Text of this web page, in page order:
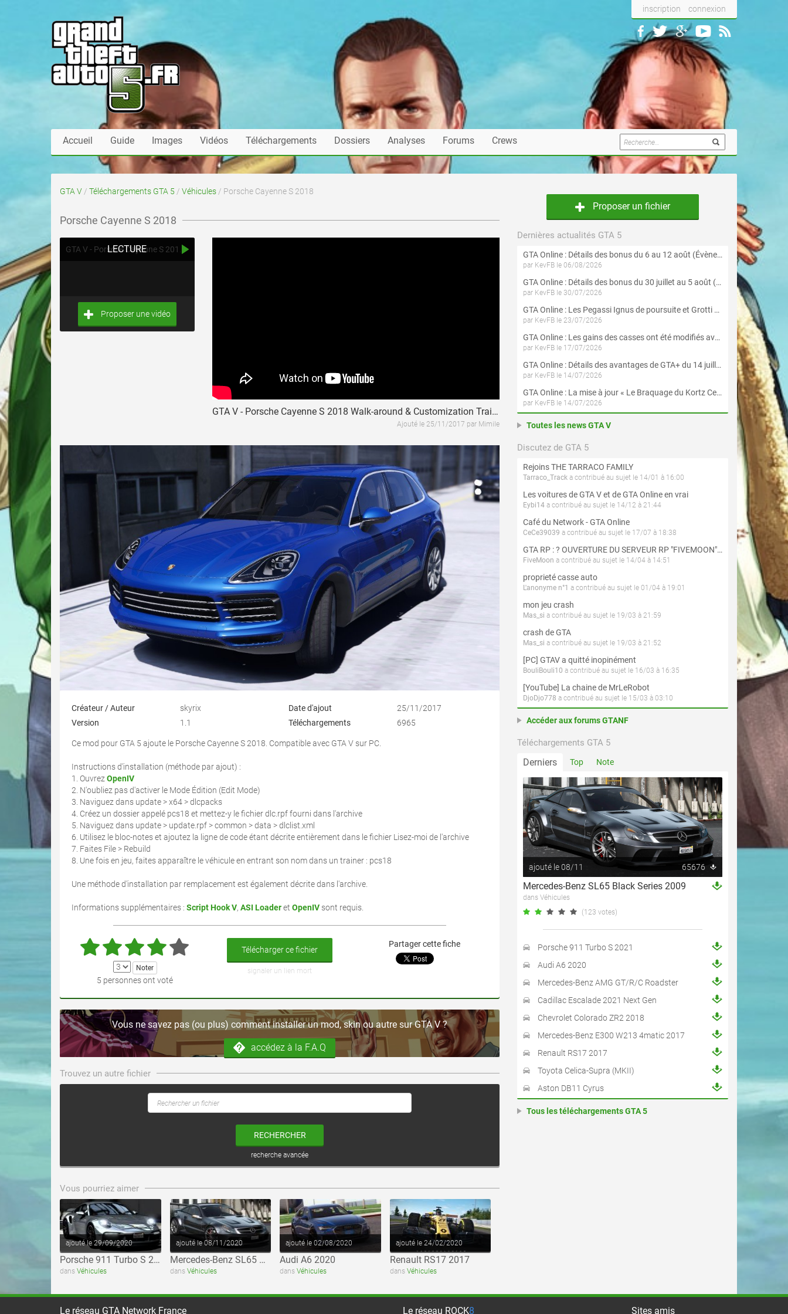
inscription connexion
Accueil Guide Images Vidéos Téléchargements Dossiers Analyses Forums Crews
GTA V / Téléchargements GTA 5 / Véhicules / Porsche Cayenne S 2018
Porsche Cayenne S 2018
GTA V - Porsche Cayenne S 2018 Walk-around & Customization Trailer HD
LECTURE
Proposer une vidéo
GTA V - Porsche Cayenne S 2018 Walk-around & Customization Trailer HD
Ajouté le 25/11/2017 par Mimile
Créateur / Auteur skyrix Date d'ajout
25/11/2017
Version
1.1 Téléchargements 6965
Ce mod pour GTA 5 ajoute le Porsche Cayenne S 2018. Compatible avec GTA V sur PC.
Instructions d'installation (méthode par ajout) :
1. OuvrezOpenIV
2. N'oubliez pas d'activer le Mode Édition (Edit Mode)
3. Naviguez dans update > x64 > dlcpacks
4. Créez un dossier appelé pcs18 et mettez-y le fichier dlc.rpf fourni dans l'archive
5. Naviguez dans update > update.rpf > common > data > dlclist.xml
6. Utilisez le bloc-notes et ajoutez la ligne de code étant décrite entièrement dans le fichier Lisez-moi de l'archive
7. Faites File > Rebuild
8. Une fois en jeu, faites apparaître le véhicule en entrant son nom dans un trainer : pcs18
Une méthode d'installation par remplacement est également décrite dans l'archive.
Informations supplémentaires : Script Hook V, ASI Loaderet OpenIV sont requis.
5 personnes ont voté
Télécharger ce fichier
signaler un lien mort
Partager cette fiche
Vous ne savez pas (ou plus) comment installer un mod, skin ou autre sur GTA V ?
accédez à la F.A.Q
Trouvez un autre fichier
RECHERCHER
recherche avancée
Vous pourriez aimer
ajouté le 29/09/2020
Porsche 911 Turbo S 2021
dans Véhicules
ajouté le 08/11/2020
Mercedes-Benz SL65 Black Series 2009
dans Véhicules
ajouté le 02/08/2020
Audi A6 2020
dans Véhicules
ajouté le 24/02/2020
Renault RS17 2017
dans Véhicules
Proposer un fichier
Dernières actualités GTA 5
GTA Online : Détails des bonus du 6 au 12 août (Évènement « Braquages de l'été » - Suite et fin)
par KevFB le 06/08/2026
GTA Online : Détails des bonus du 30 juillet au 5 août (Évènement « Braquages d'été »)
par KevFB le 30/07/2026
GTA Online : Les Pegassi Ignus de poursuite et Grotti Veleno GT sont maintenant disponibles
par KevFB le 23/07/2026
GTA Online : Les gains des casses ont été modifiés avec la mise à jour « Le Braquage du Kortz Center »
par KevFB le 17/07/2026
GTA Online : Détails des avantages de GTA+ du 14 juillet au 12 août
par KevFB le 14/07/2026
GTA Online : La mise à jour « Le Braquage du Kortz Center » est maintenant disponible
par KevFB le 14/07/2026
Toutes les news GTA V
Discutez de GTA 5
Rejoins THE TARRACO FAMILY
Tarraco_Track a contribué au sujet le 14/01 à 16:00
Les voitures de GTA V et de GTA Online en vrai
Eybi14 a contribué au sujet le 14/12 à 21:44
Café du Network - GTA Online
CeCe39039 a contribué au sujet le 17/07 à 18:38
GTA RP : ? OUVERTURE DU SERVEUR RP "FIVEMOON"  ACCÈS LIBRE ?
FiveMoon a contribué au sujet le 14/04 à 14:51
proprieté casse auto
L'anonyme n°1 a contribué au sujet le 01/04 à 19:01
mon jeu crash
Mas_si a contribué au sujet le 19/03 à 21:59
crash de GTA
Mas_si a contribué au sujet le 19/03 à 21:52
[PC] GTAV a quitté inopinément
BouliBouli10 a contribué au sujet le 16/03 à 16:35
[YouTube] La chaine de MrLeRobot
DjoDjo778 a contribué au sujet le 15/03 à 03:10
Accéder aux forums GTANF
Téléchargements GTA 5
Derniers Top Note
ajouté le 08/11 65676
Mercedes-Benz SL65 Black Series 2009
dans Véhicules
(123 votes)
Porsche 911 Turbo S 2021
Audi A6 2020
Mercedes-Benz AMG GT/R/C Roadster
Cadillac Escalade 2021 Next Gen
Chevrolet Colorado ZR2 2018
Mercedes-Benz E300 W213 4matic 2017
Renault RS17 2017
Toyota Celica-Supra (MKII)
Aston DB11 Cyrus
Tous les téléchargements GTA 5
Le réseau GTA Network France Le réseau ROCK8 Sites amis